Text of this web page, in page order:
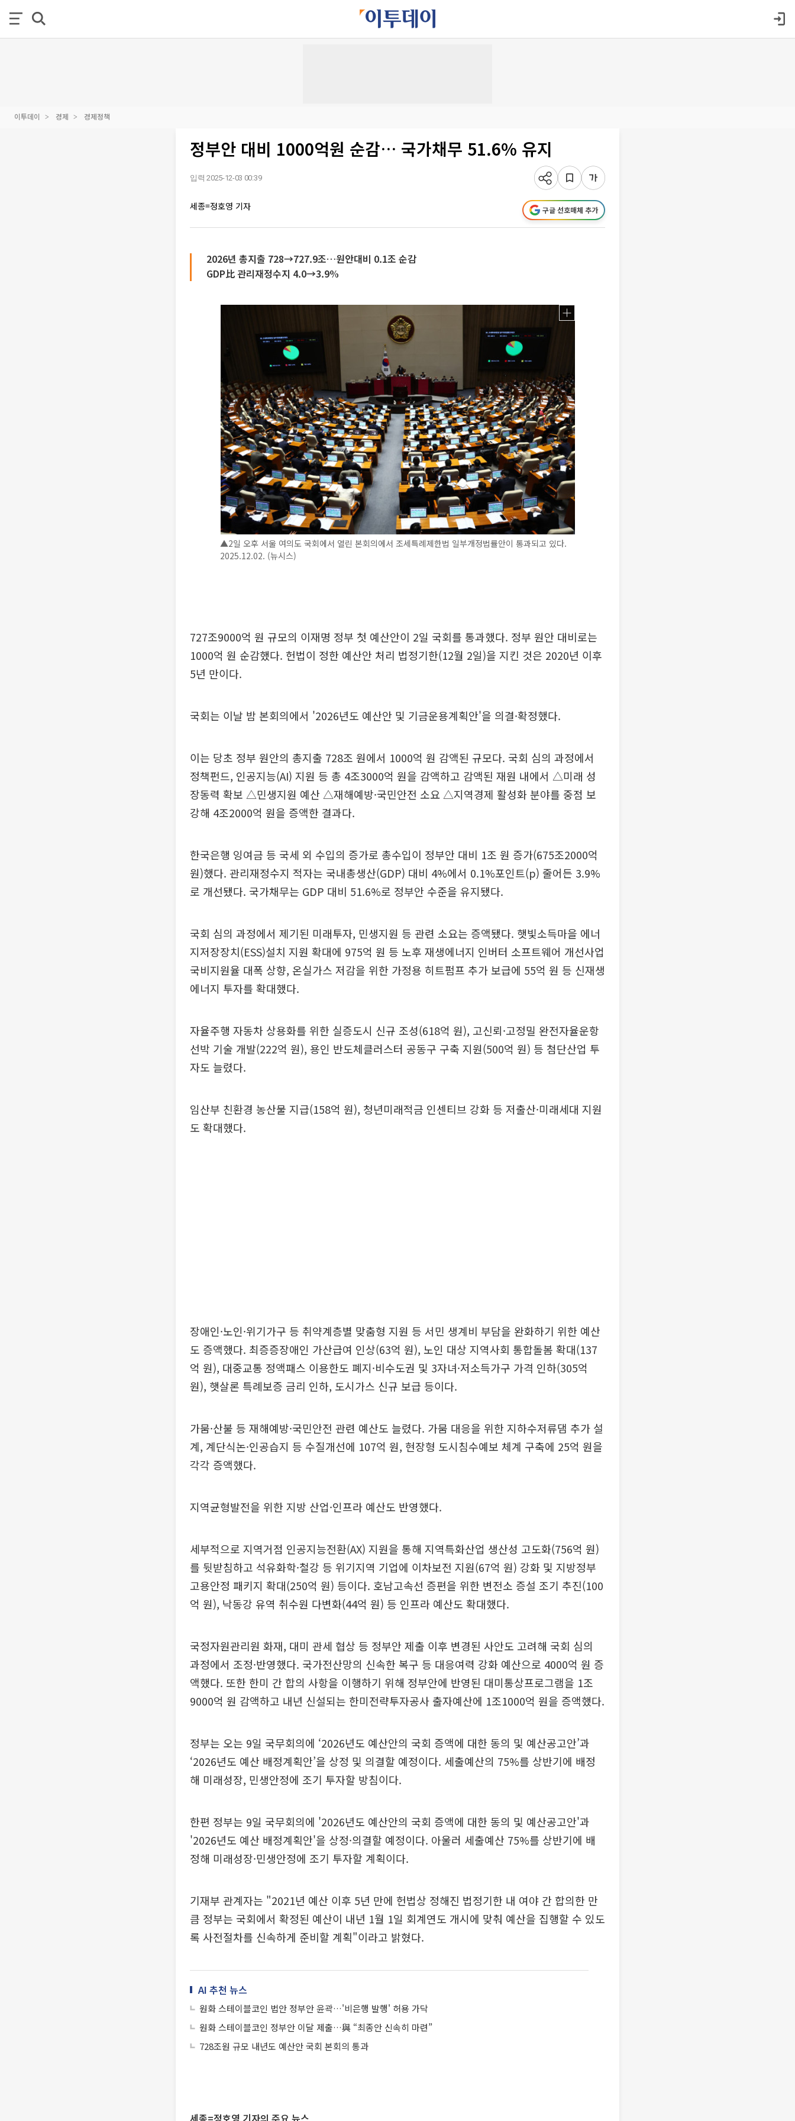
이투데이 경제 경제정책
정부안 대비 1000억원 순감… 국가채무 51.6% 유지
입력 2025-12-03 00:39
세종=정호영 기자 구글 선호매체 추가
2026년 총지출 728→727.9조…원안대비 0.1조 순감
GDP比 관리재정수지 4.0→3.9%
▲2일 오후 서울 여의도 국회에서 열린 본회의에서 조세특례제한법 일부개정법률안이 통과되고 있다.
2025.12.02. (뉴시스)
727조9000억 원 규모의 이재명 정부 첫 예산안이 2일 국회를 통과했다. 정부 원안 대비로는
1000억 원 순감했다. 헌법이 정한 예산안 처리 법정기한(12월 2일)을 지킨 것은 2020년 이후
5년 만이다.
국회는 이날 밤 본회의에서 '2026년도 예산안 및 기금운용계획안'을 의결·확정했다.
이는 당초 정부 원안의 총지출 728조 원에서 1000억 원 감액된 규모다. 국회 심의 과정에서
정책펀드, 인공지능(AI) 지원 등 총 4조3000억 원을 감액하고 감액된 재원 내에서 △미래 성
장동력 확보 △민생지원 예산 △재해예방·국민안전 소요 △지역경제 활성화 분야를 중점 보
강해 4조2000억 원을 증액한 결과다.
한국은행 잉여금 등 국세 외 수입의 증가로 총수입이 정부안 대비 1조 원 증가(675조2000억
원)했다. 관리재정수지 적자는 국내총생산(GDP) 대비 4%에서 0.1%포인트(p) 줄어든 3.9%
로 개선됐다. 국가채무는 GDP 대비 51.6%로 정부안 수준을 유지됐다.
국회 심의 과정에서 제기된 미래투자, 민생지원 등 관련 소요는 증액됐다. 햇빛소득마을 에너
지저장장치(ESS)설치 지원 확대에 975억 원 등 노후 재생에너지 인버터 소프트웨어 개선사업
국비지원율 대폭 상향, 온실가스 저감을 위한 가정용 히트펌프 추가 보급에 55억 원 등 신재생
에너지 투자를 확대했다.
자율주행 자동차 상용화를 위한 실증도시 신규 조성(618억 원), 고신뢰·고정밀 완전자율운항
선박 기술 개발(222억 원), 용인 반도체클러스터 공동구 구축 지원(500억 원) 등 첨단산업 투
자도 늘렸다.
임산부 친환경 농산물 지급(158억 원), 청년미래적금 인센티브 강화 등 저출산·미래세대 지원
도 확대했다.
장애인·노인·위기가구 등 취약계층별 맞춤형 지원 등 서민 생계비 부담을 완화하기 위한 예산
도 증액했다. 최증증장애인 가산급여 인상(63억 원), 노인 대상 지역사회 통합돌봄 확대(137
억 원), 대중교통 정액패스 이용한도 폐지·비수도권 및 3자녀·저소득가구 가격 인하(305억
원), 햇살론 특례보증 금리 인하, 도시가스 신규 보급 등이다.
가뭄·산불 등 재해예방·국민안전 관련 예산도 늘렸다. 가뭄 대응을 위한 지하수저류댐 추가 설
계, 계단식논·인공습지 등 수질개선에 107억 원, 현장형 도시침수예보 체계 구축에 25억 원을
각각 증액했다.
지역균형발전을 위한 지방 산업·인프라 예산도 반영했다.
세부적으로 지역거점 인공지능전환(AX) 지원을 통해 지역특화산업 생산성 고도화(756억 원)
를 뒷받침하고 석유화학·철강 등 위기지역 기업에 이차보전 지원(67억 원) 강화 및 지방정부
고용안정 패키지 확대(250억 원) 등이다. 호남고속선 증편을 위한 변전소 증설 조기 추진(100
억 원), 낙동강 유역 취수원 다변화(44억 원) 등 인프라 예산도 확대했다.
국정자원관리원 화재, 대미 관세 협상 등 정부안 제출 이후 변경된 사안도 고려해 국회 심의
과정에서 조정·반영했다. 국가전산망의 신속한 복구 등 대응여력 강화 예산으로 4000억 원 증
액했다. 또한 한미 간 합의 사항을 이행하기 위해 정부안에 반영된 대미통상프로그램을 1조
9000억 원 감액하고 내년 신설되는 한미전략투자공사 출자예산에 1조1000억 원을 증액했다.
정부는 오는 9일 국무회의에 ‘2026년도 예산안의 국회 증액에 대한 동의 및 예산공고안’과
‘2026년도 예산 배정계획안’을 상정 및 의결할 예정이다. 세출예산의 75%를 상반기에 배정
해 미래성장, 민생안정에 조기 투자할 방침이다.
한편 정부는 9일 국무회의에 '2026년도 예산안의 국회 증액에 대한 동의 및 예산공고안'과
'2026년도 예산 배정계획안'을 상정·의결할 예정이다. 아울러 세출예산 75%를 상반기에 배
정해 미래성장·민생안정에 조기 투자할 계획이다.
기재부 관계자는 "2021년 예산 이후 5년 만에 헌법상 정해진 법정기한 내 여야 간 합의한 만
큼 정부는 국회에서 확정된 예산이 내년 1월 1일 회계연도 개시에 맞춰 예산을 집행할 수 있도
록 사전절차를 신속하게 준비할 계획"이라고 밝혔다.
AI 추천 뉴스
원화 스테이블코인 법안 정부안 윤곽…'비은행 발행' 허용 가닥
원화 스테이블코인 정부안 이달 제출…與 “최종안 신속히 마련”
728조원 규모 내년도 예산안 국회 본회의 통과
세종=정호영 기자의 주요 뉴스